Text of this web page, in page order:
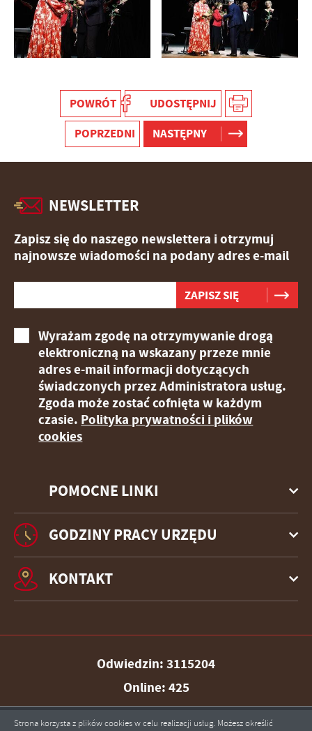
POWRÓT
UDOSTĘPNIJ
POPRZEDNI
NASTĘPNY
POMOCNE LINKI
NEWSLETTER
Zapisz się do naszego newslettera i otrzymuj
najnowsze wiadomości na podany adres e-mail
Wyrażam zgodę na otrzymywanie drogą
elektroniczną na wskazany przeze mnie
adres e-mail informacji dotyczących
świadczonych przez Administratora usług.
Zgoda może zostać cofnięta w każdym
czasie. Polityka prywatności i plików
cookies
GODZINY PRACY URZĘDU
KONTAKT
Odwiedzin: 3115204
Online: 425
Strona korzysta z plików cookies w celu realizacji usług. Możesz określić